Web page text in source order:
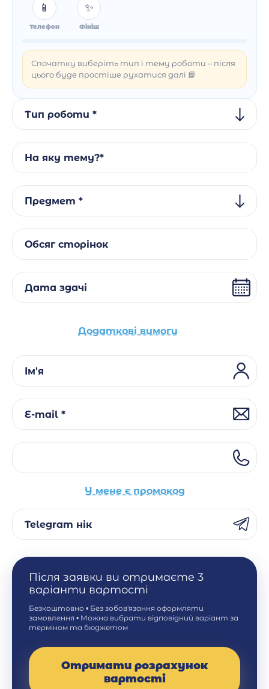
📱
Телефон
✨
Фініш
Спочатку виберіть тип і тему роботи – після
цього буде простіше рухатися далі 📘
Тип роботи *
На яку тему?*
Предмет *
Обсяг сторінок
Дата здачі
Додаткові вимоги
Ім'я
E-mail *
У мене є промокод
Telegram нік
Після заявки ви отримаєте 3
варіанти вартості
Безкоштовно • Без зобов'язання оформляти
замовлення • Можна вибрати відповідний варіант за
терміном та бюджетом
Отримати розрахунок
вартості